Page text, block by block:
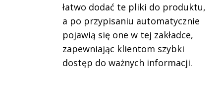
łatwo dodać te pliki do produktu,
a po przypisaniu automatycznie
pojawią się one w tej zakładce,
zapewniając klientom szybki
dostęp do ważnych informacji.